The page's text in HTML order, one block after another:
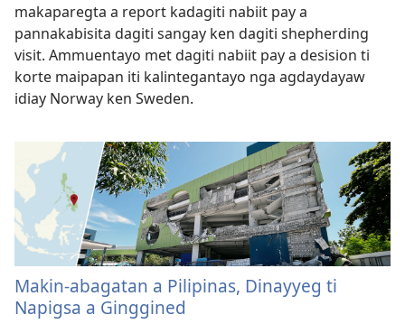
makaparegta a report kadagiti nabiit pay a
pannakabisita dagiti sangay ken dagiti shepherding
visit. Ammuentayo met dagiti nabiit pay a desision ti
korte maipapan iti kalintegantayo nga agdaydayaw
idiay Norway ken Sweden.
Makin-abagatan a Pilipinas, Dinayyeg ti
Napigsa a Ginggined